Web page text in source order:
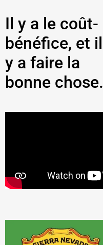
Il y a le coût-
bénéfice, et il
y a faire la
bonne chose.